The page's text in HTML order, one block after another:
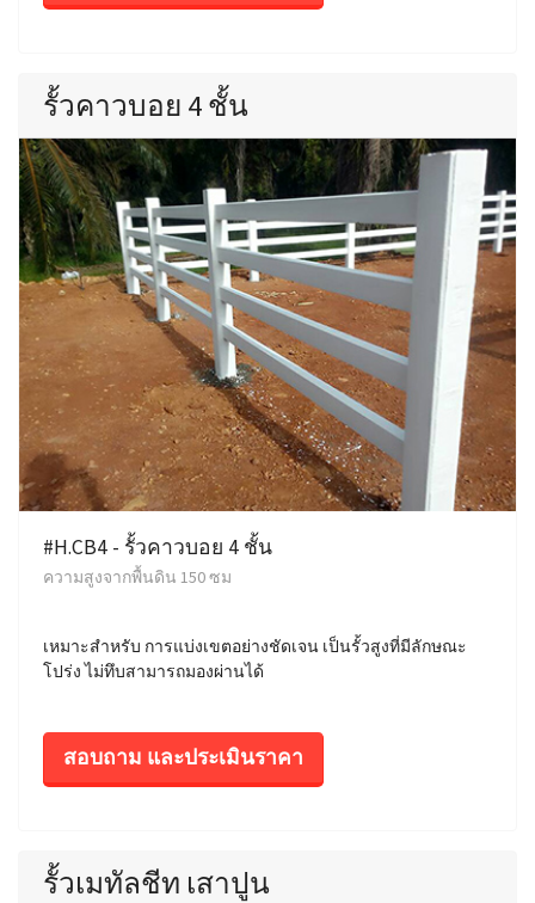
รั้วคาวบอย 4 ชั้น
#H.CB4 - รั้วคาวบอย 4 ชั้น
ความสูงจากพื้นดิน 150 ซม
เหมาะสำหรับ การแบ่งเขตอย่างชัดเจน เป็นรั้วสูงที่มีลักษณะ
โปร่ง ไม่ทึบสามารถมองผ่านได้
สอบถาม และประเมินราคา
รั้วเมทัลชีท เสาปูน